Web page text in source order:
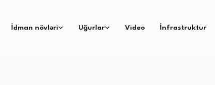
İdman növləri Uğurlar Video İnfrastruktur